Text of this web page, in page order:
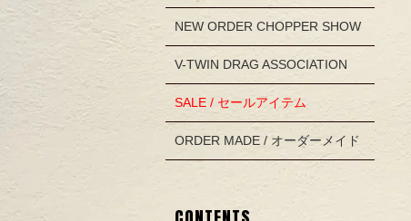
NEW ORDER CHOPPER SHOW
V-TWIN DRAG ASSOCIATION
SALE / セールアイテム
ORDER MADE / オーダーメイド